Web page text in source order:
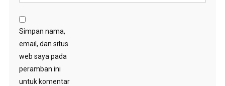
Simpan nama,
email, dan situs
web saya pada
peramban ini
untuk komentar